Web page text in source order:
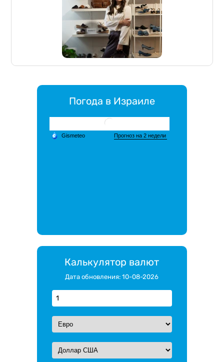
Погода в Израиле
Калькулятор валют
Дата обновления: 10-08-2026